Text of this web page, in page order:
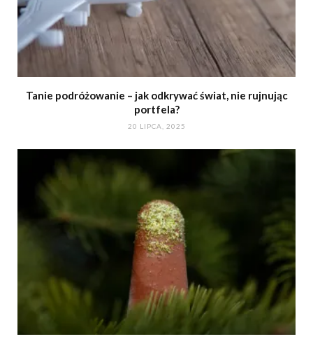
Tanie podróżowanie – jak odkrywać świat, nie rujnując
portfela?
20 LIPCA, 2025